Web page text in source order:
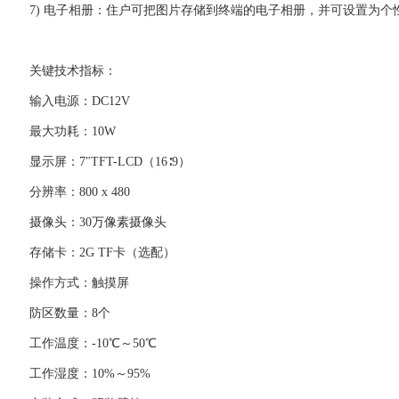
7) 电子相册：住户可把图片存储到终端的电子相册，并可设置为个
关键技术指标：
输入电源：DC12V
最大功耗：10W
显示屏：7"TFT-LCD（16∶9）
分辨率：800 x 480
摄像头：30万像素摄像头
存储卡：2G TF卡（选配）
操作方式：触摸屏
防区数量：8个
工作温度：-10℃～50℃
工作湿度：10%～95%